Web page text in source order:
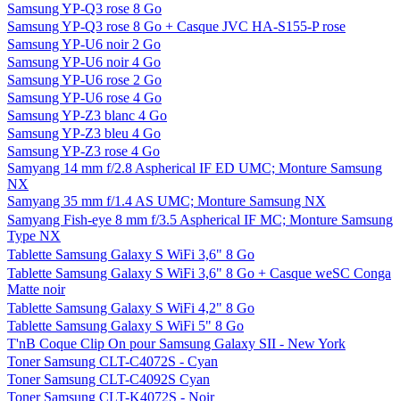
Samsung YP-Q3 rose 8 Go
Samsung YP-Q3 rose 8 Go + Casque JVC HA-S155-P rose
Samsung YP-U6 noir 2 Go
Samsung YP-U6 noir 4 Go
Samsung YP-U6 rose 2 Go
Samsung YP-U6 rose 4 Go
Samsung YP-Z3 blanc 4 Go
Samsung YP-Z3 bleu 4 Go
Samsung YP-Z3 rose 4 Go
Samyang 14 mm f/2.8 Aspherical IF ED UMC; Monture Samsung
NX
Samyang 35 mm f/1.4 AS UMC; Monture Samsung NX
Samyang Fish-eye 8 mm f/3.5 Aspherical IF MC; Monture Samsung
Type NX
Tablette Samsung Galaxy S WiFi 3,6" 8 Go
Tablette Samsung Galaxy S WiFi 3,6" 8 Go + Casque weSC Conga
Matte noir
Tablette Samsung Galaxy S WiFi 4,2" 8 Go
Tablette Samsung Galaxy S WiFi 5" 8 Go
T'nB Coque Clip On pour Samsung Galaxy SII - New York
Toner Samsung CLT-C4072S - Cyan
Toner Samsung CLT-C4092S Cyan
Toner Samsung CLT-K4072S - Noir